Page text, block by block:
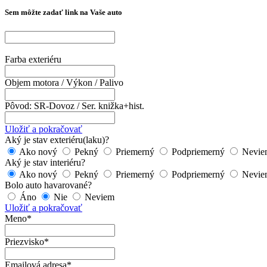
Sem môžte zadať link na Vaše auto
Farba exteriéru
Objem motora / Výkon / Palivo
Pôvod: SR-Dovoz / Ser. knižka+hist.
Uložiť a pokračovať
Aký je stav exteriéru(laku)?
Ako nový
Pekný Priemerný Podpriemerný
Aký je stav interiéru?
Ako nový
Pekný Priemerný Podpriemerný
Bolo auto havarované?
Áno
Nie
Neviem
Uložiť a pokračovať
Meno*
Priezvisko*
Emailová adresa*